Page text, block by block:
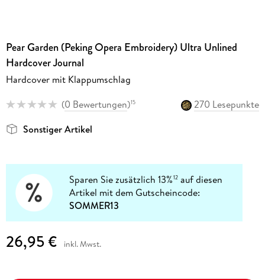
Pear Garden (Peking Opera Embroidery) Ultra Unlined
Hardcover Journal
Hardcover mit Klappumschlag
(0 Bewertungen)15
270 Lesepunkte
Sonstiger Artikel
Sparen Sie zusätzlich 13%12 auf diesen
Artikel mit dem Gutscheincode:
SOMMER13
26,95 € inkl. Mwst.